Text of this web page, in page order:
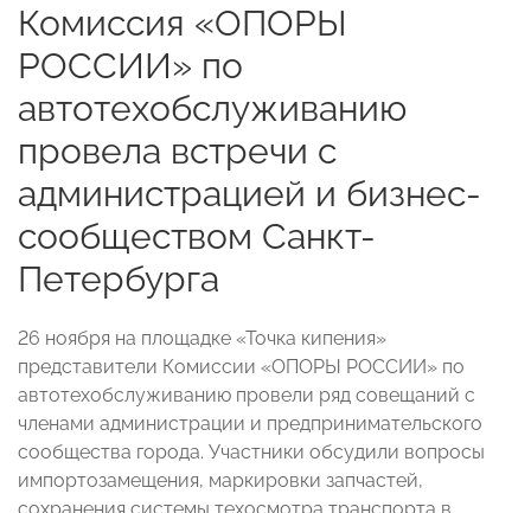
Комиссия «ОПОРЫ
РОССИИ» по
автотехобслуживанию
провела встречи с
администрацией и бизнес-
сообществом Санкт-
Петербурга
26 ноября на площадке «Точка кипения»
представители Комиссии «ОПОРЫ РОССИИ» по
автотехобслуживанию провели ряд совещаний с
членами администрации и предпринимательского
сообщества города. Участники обсудили вопросы
импортозамещения, маркировки запчастей,